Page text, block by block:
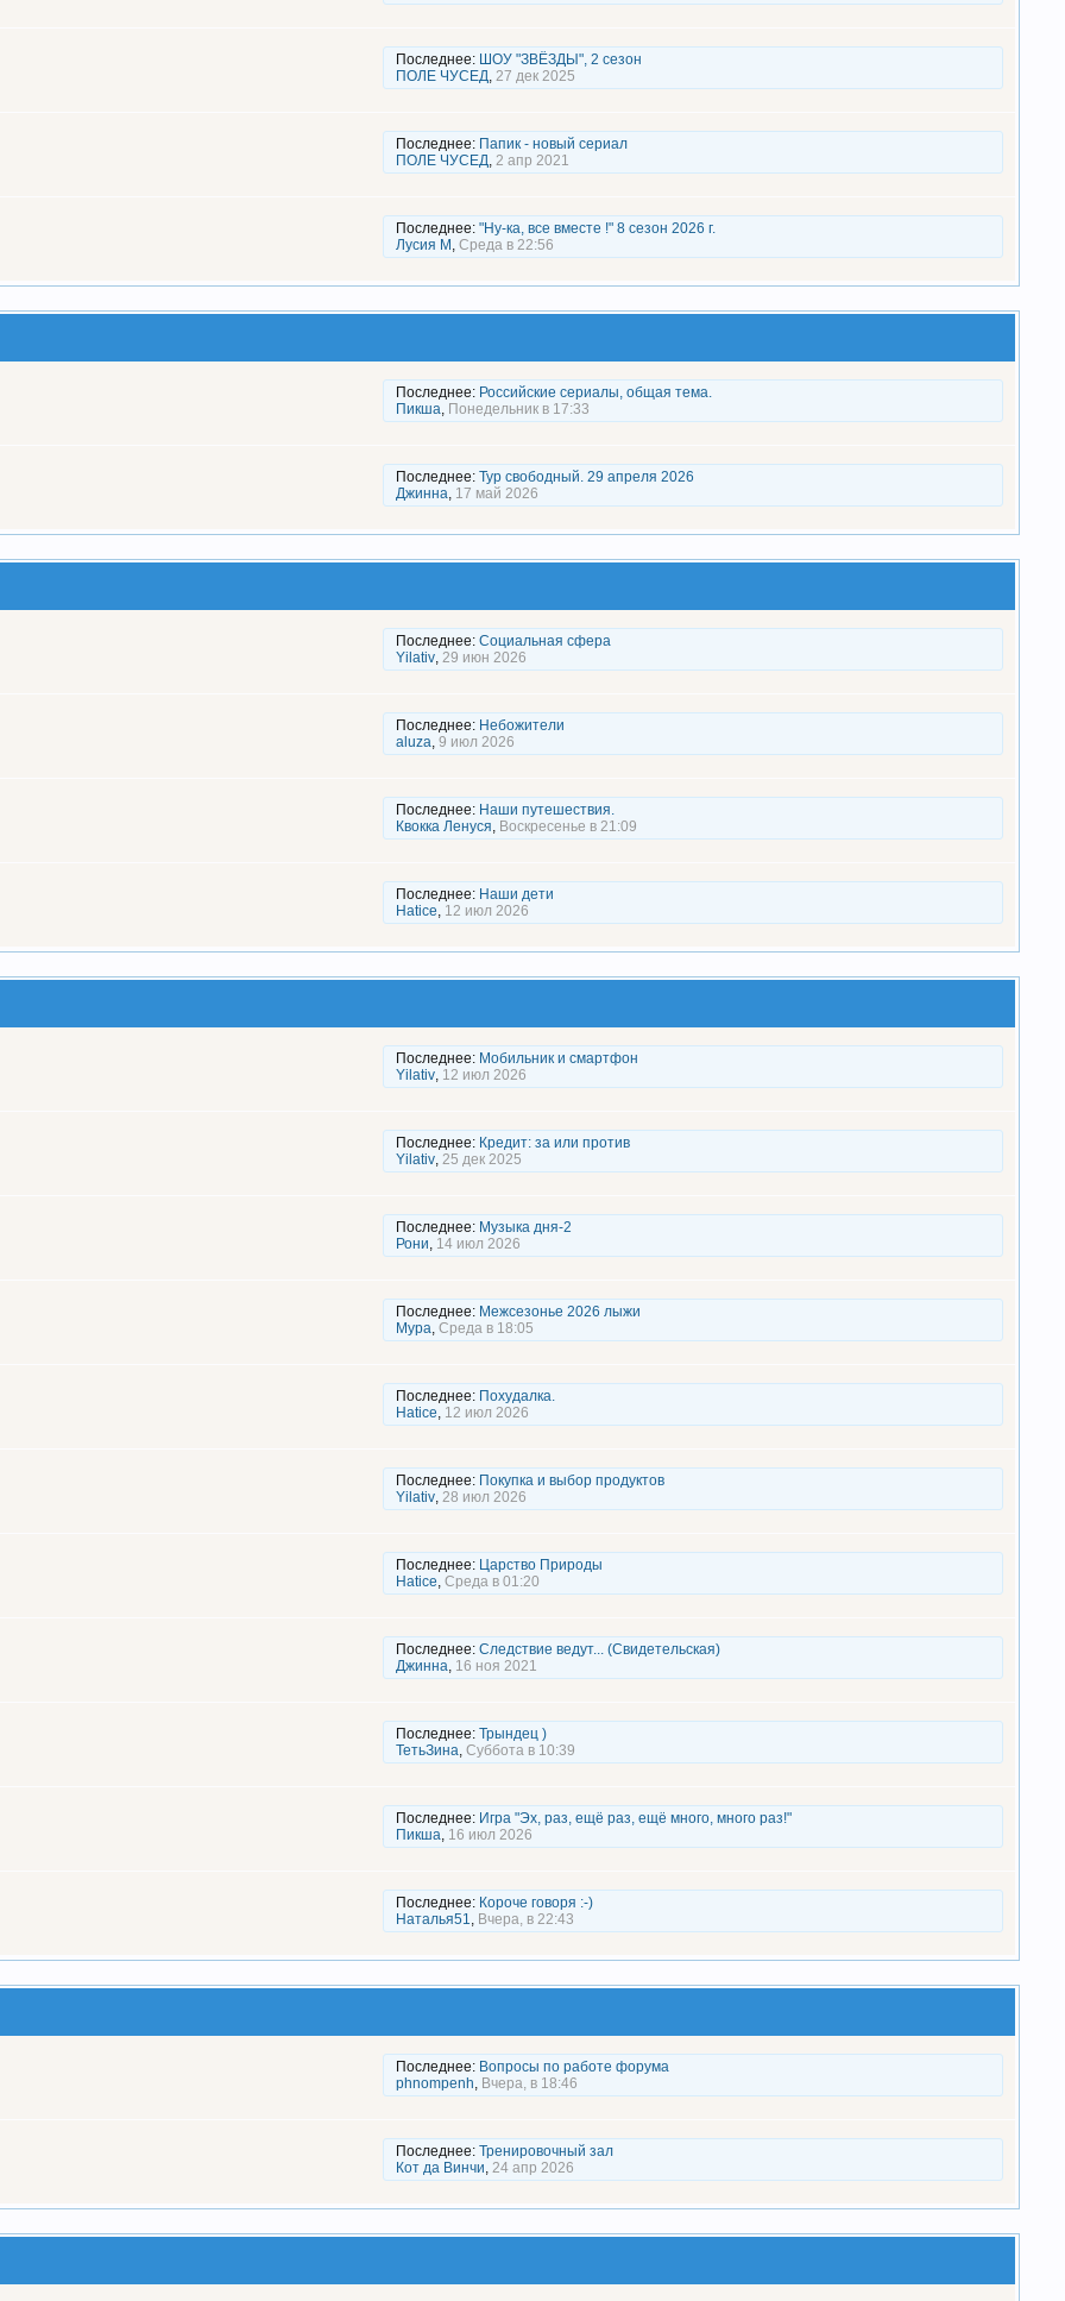
Последнее: ШОУ "ЗВЁЗДЫ", 2 сезон
ПОЛЕ ЧУСЕД, 27 дек 2025
Последнее: Папик - новый сериал
ПОЛЕ ЧУСЕД, 2 апр 2021
Последнее: "Ну-ка, все вместе !" 8 сезон 2026 г.
Лусия М , Среда в 22:56
Последнее: Российские сериалы, общая тема.
Пикша, Понедельник в 17:33
Последнее: Тур свободный. 29 апреля 2026
Джинна, 17 май 2026
Последнее: Социальная сфера
Yilativ, 29 июн 2026
Последнее: Небожители
aluza, 9 июл 2026
Последнее: Наши путешествия.
Квокка Ленуся, Воскресенье в 21:09
Последнее: Наши дети
Hatice, 12 июл 2026
Последнее: Мобильник и смартфон
Yilativ, 12 июл 2026
Последнее: Кредит: за или против
Yilativ, 25 дек 2025
Последнее: Музыка дня-2
Рони, 14 июл 2026
Последнее: Межсезонье 2026 лыжи
Мура, Среда в 18:05
Последнее: Похудалка.
Hatice, 12 июл 2026
Последнее: Покупка и выбор продуктов
Yilativ, 28 июл 2026
Последнее: Царство Природы
Hatice, Среда в 01:20
Последнее: Следствие ведут... (Свидетельская)
Джинна, 16 ноя 2021
Последнее: Трындец )
ТетьЗина, Суббота в 10:39
Последнее: Игра "Эх, раз, ещё раз, ещё много, много раз!"
Пикша, 16 июл 2026
Последнее: Короче говоря :-)
Наталья51, Вчера, в 22:43
Последнее: Вопросы по работе форума
phnompenh, Вчера, в 18:46
Последнее: Тренировочный зал
Кот да Винчи, 24 апр 2026